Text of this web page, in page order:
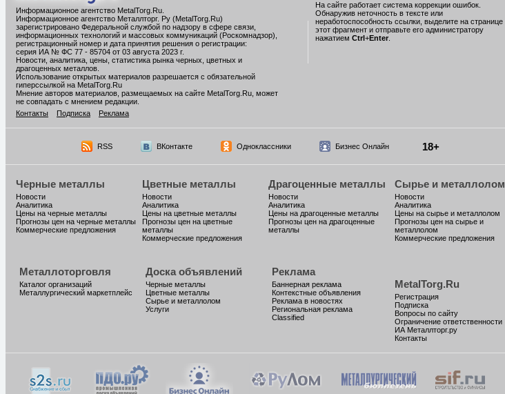
Информационное агентство MetalTorg.Ru
Информационное агентство Металлторг. Ру (MetalTorg.Ru)
зарегистрировано Федеральной службой по надзору в сфере связи,
информационных технологий и массовых коммуникаций (Роскомнадзор),
регистрационный номер и дата принятия решения о регистрации:
серия ИА № ФС 77 - 85704 от 03 августа 2023 г.
Новости, аналитика, цены, статистика рынка черных, цветных и
драгоценных металлов.
Использование открытых материалов разрешается с обязательной
гиперссылкой на MetalTorg.Ru
Мнение авторов материалов, размещаемых на сайте MetalTorg.Ru, может
не совпадать с мнением редакции.
Контакты
Подписка Реклама
На сайте работает система коррекции ошибок.
Обнаружив неточность в тексте или
неработоспособность ссылки, выделите на странице
этот фрагмент и отправьте его администратору
нажатием Ctrl+Enter
RSS ВКонтакте Одноклассники Бизнес Онлайн 18+
Черные металлы
Новости
Аналитика
Цены на черные металлы
Прогнозы цен на черные металлы
Коммерческие предложения
Цветные металлы
Новости
Аналитика
Цены на цветные металлы
Прогнозы цен на цветные
металлы
Коммерческие предложения
Драгоценные металлы
Новости
Аналитика
Цены на драгоценные металлы
Прогнозы цен на драгоценные
металлы
Сырье и металлолом
Новости
Аналитика
Цены на сырье и металлолом
Прогнозы цен на сырье и
металлолом
Коммерческие предложения
Металлоторговля
Каталог организаций
Металлургический маркетплейс
Доска объявлений
Черные металлы
Цветные металлы
Сырье и металлолом
Услуги
Реклама
Баннерная реклама
Контекстные объявления
Реклама в новостях
Региональная реклама
Classified
MetalTorg.Ru
Регистрация
Подписка
Вопросы по сайту
Ограничение ответственности
ИА Металлторг.ру
Контакты